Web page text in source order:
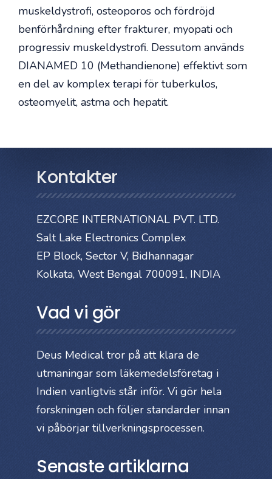
muskeldystrofi, osteoporos och fördröjd
benförhårdning efter frakturer, myopati och
progressiv muskeldystrofi. Dessutom används
DIANAMED 10 (Methandienone) effektivt som
en del av komplex terapi för tuberkulos,
osteomyelit, astma och hepatit.
Kontakter
EZCORE INTERNATIONAL PVT. LTD.
Salt Lake Electronics Complex
EP Block, Sector V, Bidhannagar
Kolkata, West Bengal 700091, INDIA
Vad vi gör
Deus Medical tror på att klara de
utmaningar som läkemedelsföretag i
Indien vanligtvis står inför. Vi gör hela
forskningen och följer standarder innan
vi påbörjar tillverkningsprocessen.
Senaste artiklarna